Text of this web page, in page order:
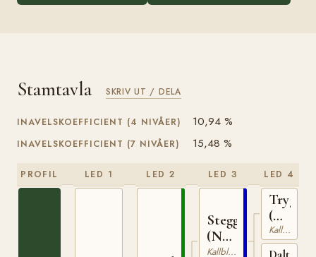
Stamtavla SKRIV UT / DELA
INAVELSKOEFFICIENT (4 NIVÅER) 10,94 %
INAVELSKOEFFICIENT (7 NIVÅER) 15,48 %
PROFIL LED 1 LED 2 LED 3
Stegg
(NO)
T- Kallblodig Travare
LED 4
Trygve
(NO)
T-
66
Kallblodig Travare